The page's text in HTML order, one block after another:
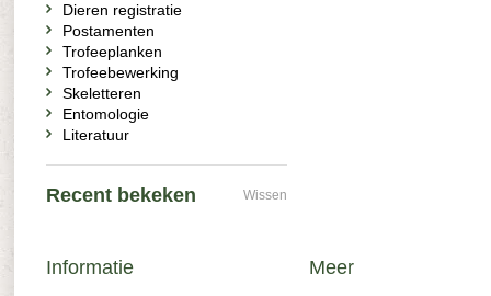
Dieren registratie
Postamenten
Trofeeplanken
Trofeebewerking
Skeletteren
Entomologie
Literatuur
Recent bekeken Wissen
Informatie Meer